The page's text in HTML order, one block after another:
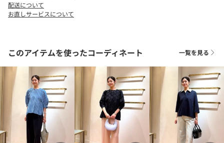
配送について
お直しサービスについて
このアイテムを使ったコーディネート 一覧を見る